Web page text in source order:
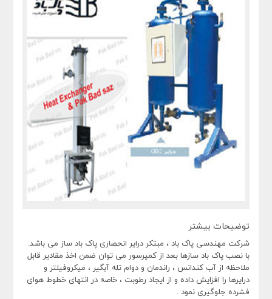
توضیحات بیشتر
شرکت مهندسی پاک باد ، مبتکر درایر انحصاری پاک باد ساز می باشد.
با نصب پاک باد سازها بعد از کمپرسور می توان ضمن اخذ مقادیر قابل
ملاحظه از آب کندانس ، راندمان و دوام تله آبگیر ، میکروفیلتر و
درایرها را افزایش داده و از ایجاد رطوبت ، خاصه در انتهای خطوط هوای
فشرده جلوگیری نمود .